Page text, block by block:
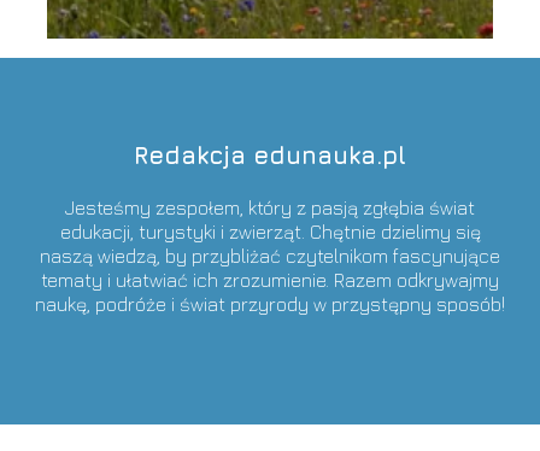
Redakcja edunauka.pl
Jesteśmy zespołem, który z pasją zgłębia świat
edukacji, turystyki i zwierząt. Chętnie dzielimy się
naszą wiedzą, by przybliżać czytelnikom fascynujące
tematy i ułatwiać ich zrozumienie. Razem odkrywajmy
naukę, podróże i świat przyrody w przystępny sposób!